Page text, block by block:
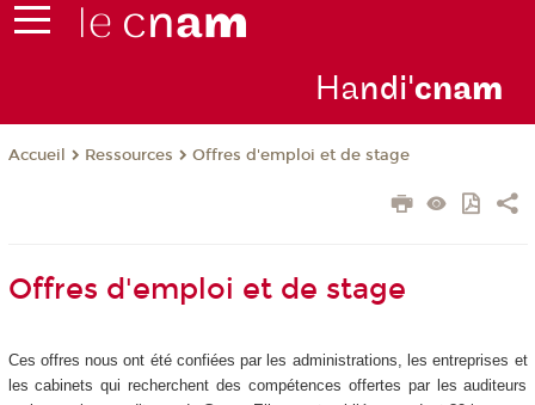
Handi'cnam
Accueil Ressources Offres d'emploi et de stage
Offres d'emploi et de stage
Ces offres nous ont été confiées par les administrations, les entreprises et
les cabinets qui recherchent des compétences offertes par les auditeurs